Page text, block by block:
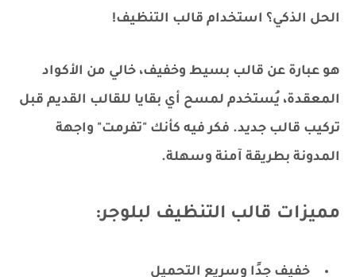
الحل الذكي؟ استخدام قالب التنظيف!
هو عبارة عن قالب بسيط وخفيف، خالي من الأكواد
المعقدة، يُستخدم لمسح أي بقايا للقالب القديم قبل
تركيب قالب جديد. فكر فيه كأنك "تفرمت" واجهة
المدونة بطريقة آمنة وسهلة.
مميزات قالب التنظيف لبلوجر:
خفيف جدًا وسريع التحميل